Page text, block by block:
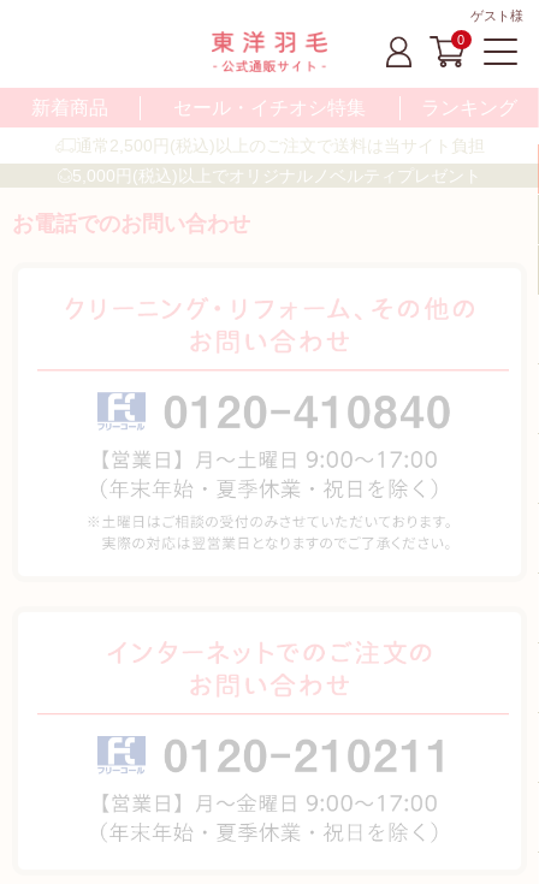
ゲスト様
0
新着商品 セール・イチオシ特集 ランキング
通常2,500円(税込)以上のご注文で送料は当サイト負担
5,000円(税込)以上でオリジナルノベルティプレゼント
お電話でのお問い合わせ